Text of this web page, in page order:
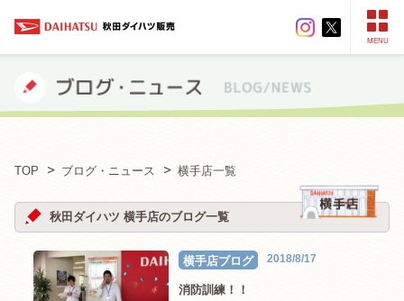
MENU
TOP ブログ・ニュース 横手店一覧
秋田ダイハツ 横手店のブログ一覧
横手店ブログ 2018/8/17
消防訓練！！